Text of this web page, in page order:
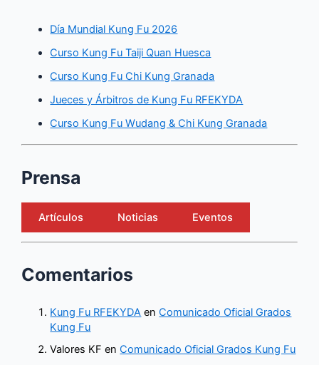
Día Mundial Kung Fu 2026
Curso Kung Fu Taiji Quan Huesca
Curso Kung Fu Chi Kung Granada
Jueces y Árbitros de Kung Fu RFEKYDA
Curso Kung Fu Wudang & Chi Kung Granada
Prensa
Artículos Noticias Eventos
Comentarios
Kung Fu RFEKYDA enComunicado Oficial Grados
Kung Fu
Valores KF enComunicado Oficial Grados Kung Fu